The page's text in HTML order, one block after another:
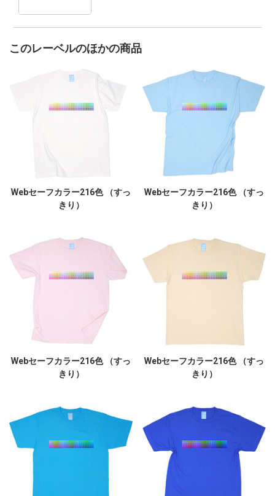
このレーベルのほかの商品
Webセーフカラー216色 （すっ
きり）
Webセーフカラー216色 （すっ
きり）
Webセーフカラー216色 （すっ
きり）
Webセーフカラー216色 （すっ
きり）